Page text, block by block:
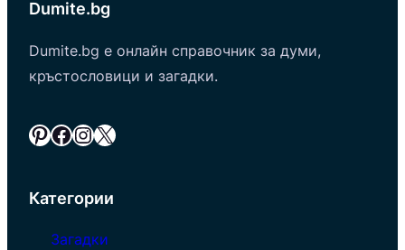
Dumite.bg
Dumite.bg е онлайн справочник за думи,
кръстословици и загадки.
Pinterest Facebook InstagramX
Категории
Загадки